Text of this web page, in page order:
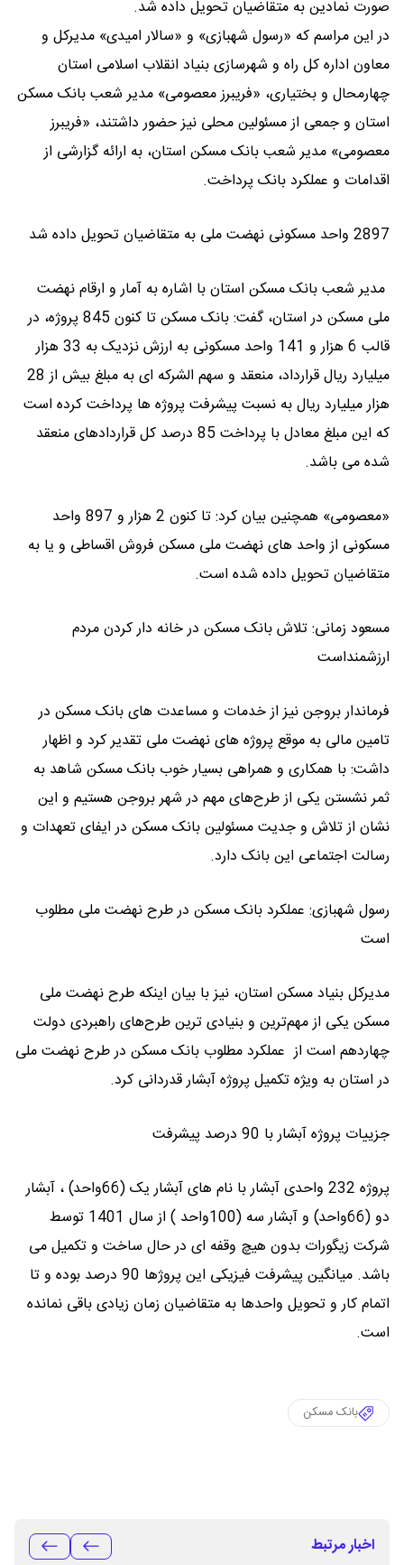
صورت نمادین به متقاضیان تحویل داده شد.
در این مراسم که «رسول شهبازی» و «سالار امیدی» مدیرکل و
معاون اداره کل راه و شهرسازی بنیاد انقلاب اسلامی استان
چهارمحال و بختیاری، «فریبرز معصومی» مدیر شعب بانک مسکن
استان و جمعی از مسئولین محلی نیز حضور داشتند، «فریبرز
معصومی» مدیر شعب بانک مسکن استان، به ارائه گزارشی از
اقدامات و عملکرد بانک پرداخت.
2897 واحد مسکونی نهضت ملی به متقاضیان تحویل داده شد
مدیر شعب بانک مسکن استان با اشاره به آمار و ارقام نهضت
ملی مسکن در استان، گفت: بانک مسکن تا کنون 845 پروژه، در
قالب 6 هزار و 141 واحد مسکونی به ارزش نزدیک به 33 هزار
میلیارد ریال قرارداد، منعقد و سهم الشرکه‌ ای به مبلغ بیش از 28
هزار میلیارد ریال به نسبت پیشرفت پروژه ها پرداخت کرده است
که این مبلغ معادل با پرداخت 85 درصد کل قراردادهای منعقد
شده می باشد.
«معصومی» همچنین بیان کرد: تا کنون 2 هزار و 897 واحد
مسکونی از واحد های نهضت ملی مسکن فروش اقساطی و یا به
متقاضیان تحویل داده شده است.
مسعود زمانی: تلاش بانک مسکن در خانه دار کردن مردم
ارزشمنداست
فرماندار بروجن نیز از خدمات و مساعدت‌ های بانک مسکن در
تامین مالی به موقع پروژه های نهضت ملی تقدیر کرد و اظهار
داشت: با همکاری و همراهی بسیار خوب بانک مسکن شاهد به
ثمر نشستن یکی از طرح‌های مهم در شهر بروجن هستیم و این
نشان از تلاش و جدیت مسئولین بانک مسکن در ایفای تعهدات و
رسالت اجتماعی این بانک دارد.
رسول شهبازی: عملکرد بانک مسکن در طرح نهضت ملی مطلوب
است
مدیرکل بنیاد مسکن استان، نیز با بیان اینکه طرح نهضت ملی
مسکن یکی از مهم‌ترین و بنیادی ‌ترین طرح‌های راهبردی دولت
چهاردهم است از عملکرد مطلوب بانک مسکن در طرح نهضت ملی
در استان به ویژه تکمیل پروژه آبشار قدردانی کرد.
جزییات پروژه آبشار با 90 درصد پیشرفت
پروژه 232 واحدی آبشار با نام‌ های آبشار یک (66واحد) ، آبشار
دو (66واحد) و آبشار سه (100واحد ) از سال 1401 توسط
شرکت زیگورات بدون هیچ وقفه‌ ای در حال ساخت و تکمیل می‌
باشد. میانگین پیشرفت فیزیکی این پروژها 90 درصد بوده و تا
اتمام کار و تحویل واحدها به متقاضیان زمان زیادی باقی نمانده
است.
بانک مسکن
اخبار مرتبط